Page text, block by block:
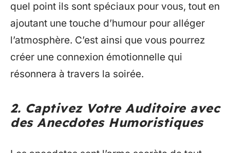
quel point ils sont spéciaux pour vous, tout en
ajoutant une touche d’humour pour alléger
l’atmosphère. C’est ainsi que vous pourrez
créer une connexion émotionnelle qui
résonnera à travers la soirée.
2. Captivez Votre Auditoire avec
des Anecdotes Humoristiques